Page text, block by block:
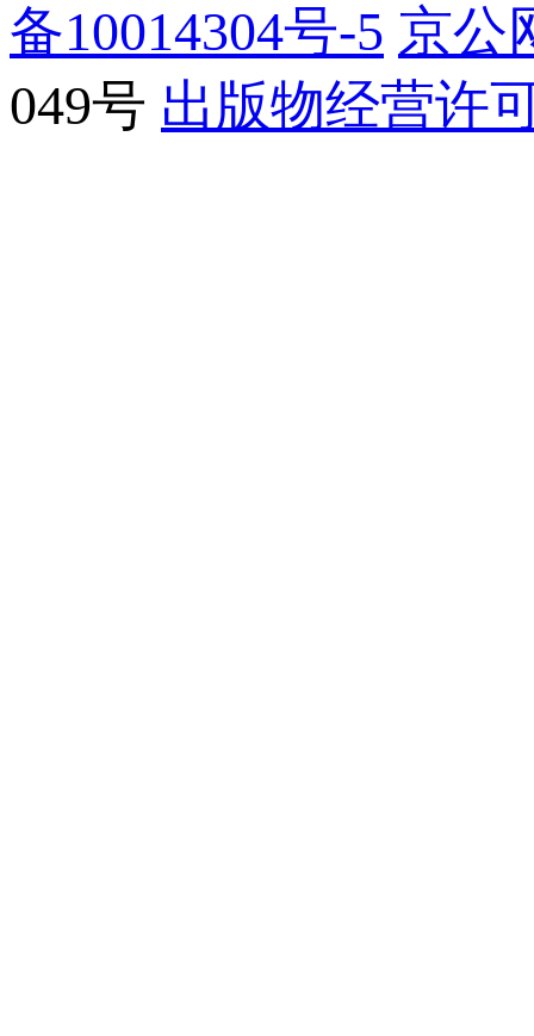
备10014304号-5 京公
049号 出版物经营许